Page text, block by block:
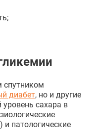
спутником
диабет, но и другие
сахара в
патологические